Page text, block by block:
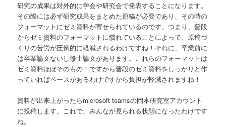
研究の成果は対外的に学会や研究会で発表することになります。
その際には必ず研究成果をまとめた原稿が必要であり、その時の
フォーマットにゼミ資料が寄せられているのです。つまり、普段
からゼミ資料のフォーマットに慣れていることによって、原稿づ
くりの苦労が圧倒的に軽減されるわけですね！それに、卒業前に
は卒業論文ないし修士論文があります。これらのフォーマットは
ゼミ資料ほぼそのもの！ですから普段のゼミ資料をしっかりと作
っていればベースがあるわけですから負担が軽減されますね！
資料が出来上がったらmicrosoft teamsの岡本研究室アカウント
に投稿します。これで、みんなが見られる状態になったわけです
ね。